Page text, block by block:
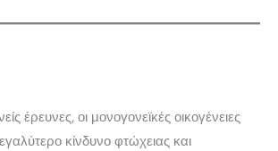
έρευνες, οι μονογονεϊκές οικογένειες
κίνδυνο φτώχειας και